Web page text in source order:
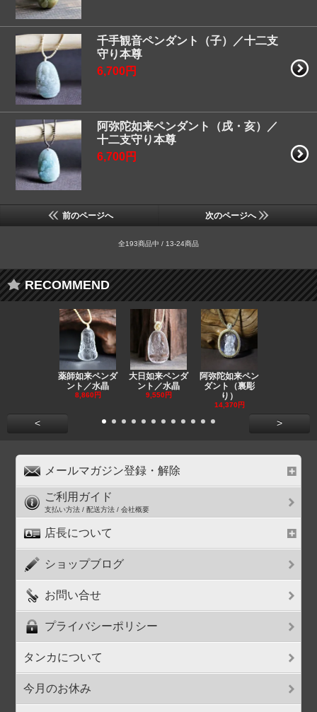
千手観音ペンダント（子）／十二支
守り本尊
6,700円
阿弥陀如来ペンダント（戌・亥）／
十二支守り本尊
6,700円
前のページへ 次のページへ
全193商品中 / 13-24商品
RECOMMEND
薬師如来ペンダ
ント／水晶
8,860円
大日如来ペンダ
ント／水晶
9,550円
阿弥陀如来ペン
ダント（裏彫
り）
14,370円
< >
メールマガジン登録・解除
ご利用ガイド
支払い方法 / 配送方法 / 会社概要
店長について
ショップブログ
お問い合せ
プライバシーポリシー
タンカについて
今月のお休み